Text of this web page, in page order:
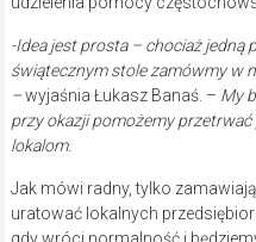
-Idea jest prosta – chociaż jedną
świątecznym stole zamówmy w
–wyjaśnia Łukasz Banaś. – My
przy okazji pomożemy
lokalom.
Jak mówi radny, tylko
uratować lokalnych